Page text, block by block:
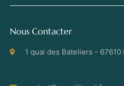
Nous Contacter
1 quai des Bateliers - 67610